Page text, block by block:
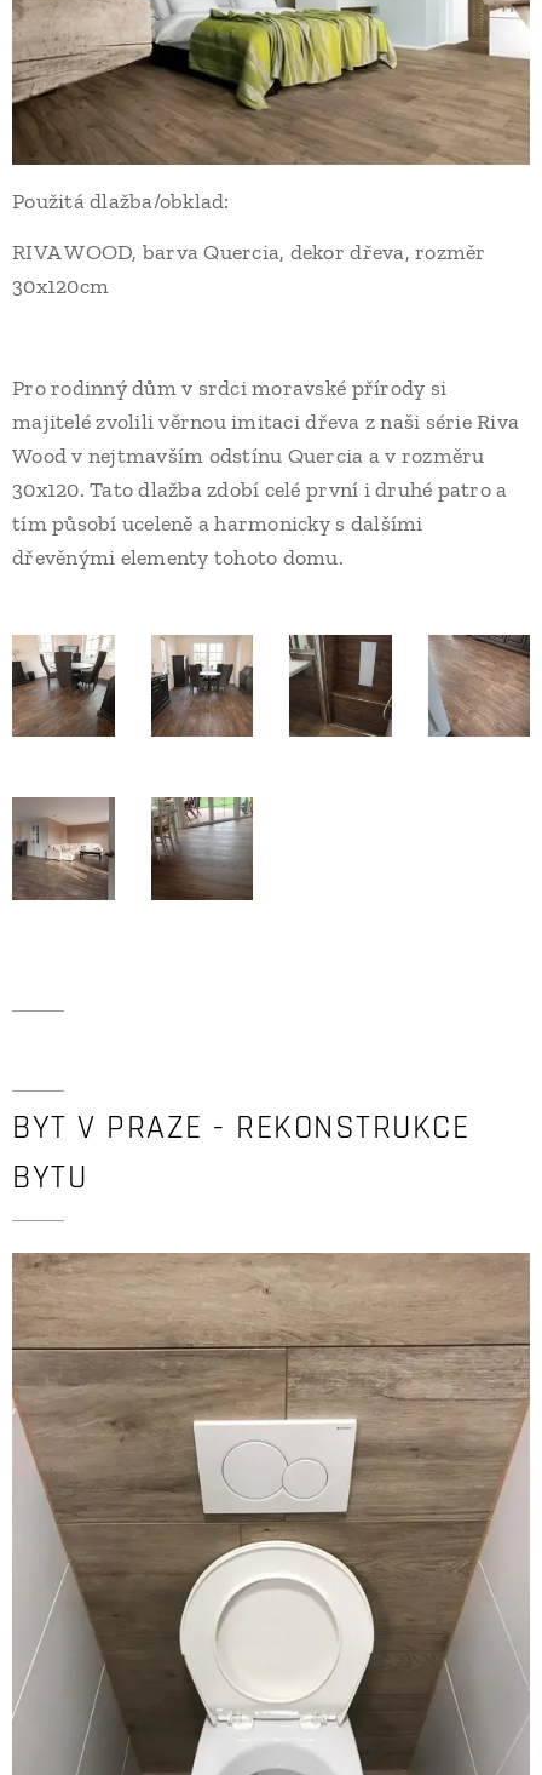
Použitá dlažba/obklad:
RIVA WOOD, barva Quercia, dekor dřeva, rozměr
30x120cm
Pro rodinný dům v srdci moravské přírody si
majitelé zvolili věrnou imitaci dřeva z naši série Riva
Wood v nejtmavším odstínu Quercia a v rozměru
30x120. Tato dlažba zdobí celé první i druhé patro a
tím působí uceleně a harmonicky s dalšími
dřevěnými elementy tohoto domu.
BYT V PRAZE - REKONSTRUKCE
BYTU